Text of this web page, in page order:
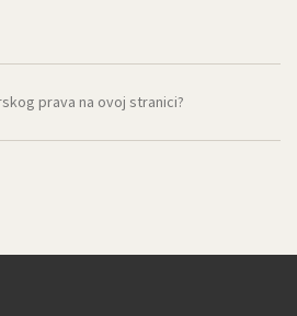
prava na ovoj stranici?